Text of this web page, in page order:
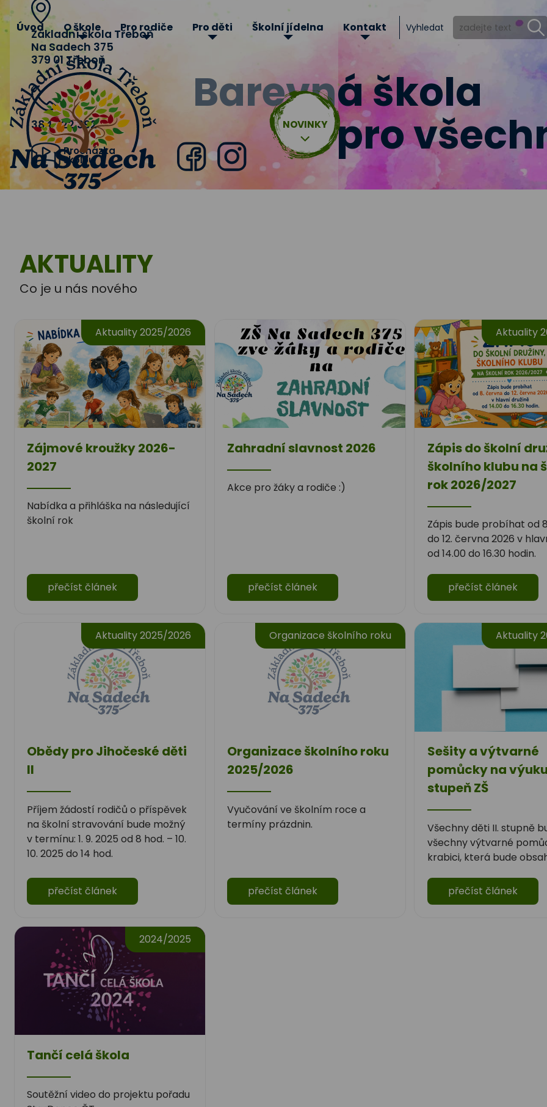
Třeboň Na
Sadech 375
Barevnáškola
pro
Základní škola Třeboň
Na Sadech 375
379 01 Třeboň
384 722 392
Procházka
školou
Facebook
Úvod O škole Pro rodiče Pro děti Školní jídelna Kontakt Vyhledat
Zápis do školní
NOVINKY
AKTUALITY
Co je u nás nového
Aktuality 2025/2026
Zájmové kroužky 2026-
2027
Nabídka a přihláška na následující
školní rok
přečíst článek
Zahradní slavnost 2026
Akce pro žáky a rodiče :)
přečíst článek
Aktuality
Zápis do školní
školního klubu na
rok 2026/2027
Zápis bude probíhat od
do 12. června 2026 v
od 14.00 do 16.30 hodin.
přečíst článek
Aktuality 2025/2026
Obědy pro Jihočeské děti
II
Příjem žádostí rodičů o příspěvek
na školní stravování bude možný
v termínu: 1. 9. 2025 od 8 hod. – 10.
10. 2025 do 14 hod.
přečíst článek
Organizace školního roku
Organizace školního roku
2025/2026
Vyučování ve školním roce a
termíny prázdnin.
přečíst článek
Aktuality
Sešity a výtvarné
pomůcky na
stupeň ZŠ
Všechny děti II. stupně
všechny výtvarné
krabici, která bude
přečíst článek
2024/2025
Tančí celá škola
Soutěžní video do projektu pořadu